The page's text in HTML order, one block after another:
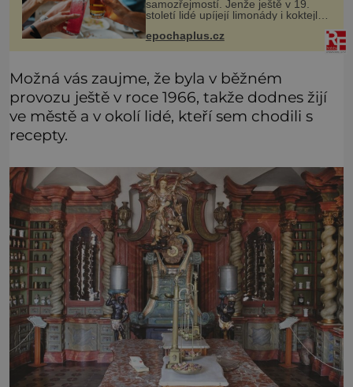
samozřejmostí. Jenže ještě v 19.
století lidé upíjejí limonády i koktejly
Fungují sice dobře, mají ale jednu
epochaplus.cz
Možná vás zaujme, že byla v běžném
provozu ještě v roce 1966, takže dodnes žijí
ve městě a v okolí lidé, kteří sem chodili s
recepty.